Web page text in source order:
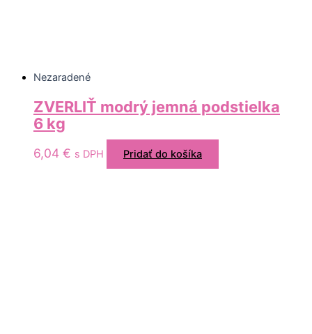
Nezaradené
ZVERLIŤ modrý jemná podstielka
6 kg
6,04 € s DPH Pridať do košíka